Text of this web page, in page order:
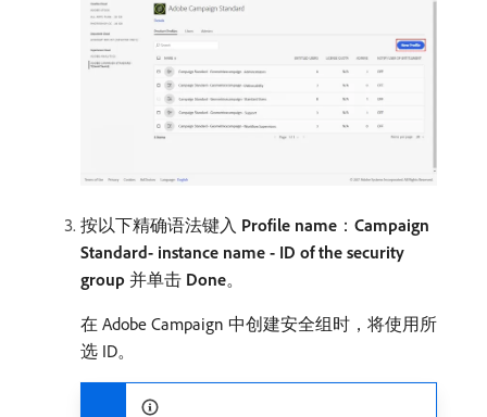
按以下精确语法键入 Profile name ： Campaign
Standard- instance name - ID of the security
group 并单击 Done。
在 Adobe Campaign 中创建安全组时，将使用所
选 ID。